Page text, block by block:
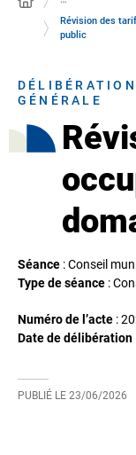
Révision des
public
GÉNÉRALE
Séance : Conseil
Type de séance :
Numéro de l’acte :
Date de délibération
PUBLIÉ LE 23/06/2026